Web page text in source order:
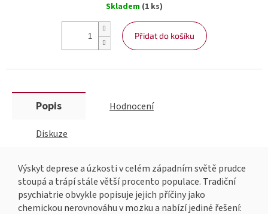
cena:
Skladem (1 ks)
Přidat do košíku
Popis Hodnocení
Diskuze
Výskyt deprese a úzkosti v celém západním světě prudce
stoupá a trápí stále větší procento populace. Tradiční
psychiatrie obvykle popisuje jejich příčiny jako
chemickou nerovnováhu v mozku a nabízí jediné řešení: